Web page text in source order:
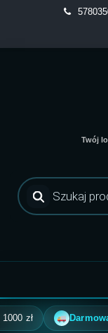
content
Twój
Wyszukiwarka
produktów
zł Darmowa